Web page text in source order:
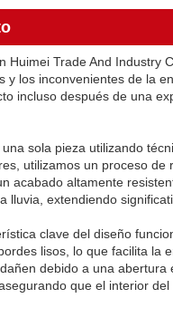
Huimei Trade And
y los inconvenientes de la
incluso después de una
sola pieza utilizando
utilizamos un proceso
acabado altamente
lluvia, extendiendo
clave del diseño
lisos, lo que facilita la
debido a una
que el interior del